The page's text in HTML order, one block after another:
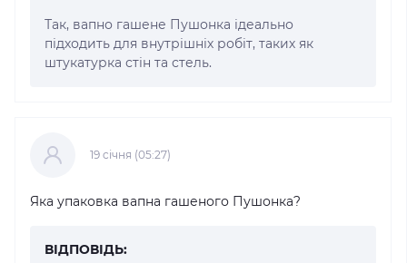
Так, вапно гашене Пушонка ідеально
підходить для внутрішніх робіт, таких як
штукатурка стін та стель.
19 cічня (05:27)
Яка упаковка вапна гашеного Пушонка?
ВІДПОВІДЬ: